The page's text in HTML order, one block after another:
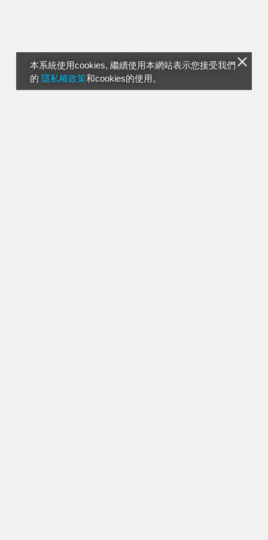
本系統使用cookies, 繼續使用本網站表示您接受我們
的 隱私權政策和cookies的使用。